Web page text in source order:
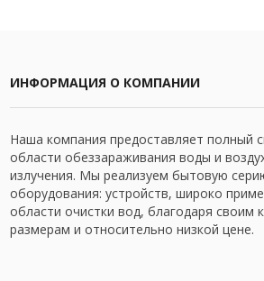
ИНФОРМАЦИЯ О КОМПАНИИ
Наша компания предоставляет полный
области обеззараживания воды и
излучения. Мы реализуем бытовую
оборудования: устройств, широко
области очистки вод, благодаря своим
размерам и относительно низкой цене.